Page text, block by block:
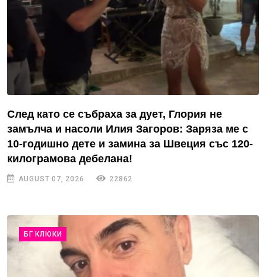
След като се събраха за дует, Глория не
замълча и насоли Илия Загоров: Заряза ме с
10-годишно дете и замина за Швеция със 120-
килограмова дебелана!
AUGUST 07, 2026 22862
БГ КЛЮКИ